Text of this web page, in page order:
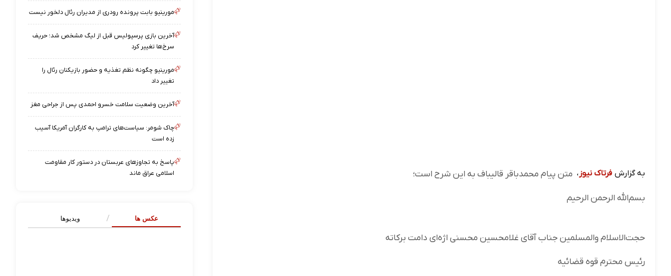
به گزارش فرتاک نیوز ، متن پیام محمدباقر قالیباف به این شرح است؛
بسم‌الله الرحمن الرحیم
حجت‌الاسلام والمسلمین جناب آقای غلامحسین محسنی اژه‌ای دامت برکاته
رئیس محترم قوه قضائیه
مورینیو بابت پرونده رودری از مدیران رئال دلخور نیست
آخرین بازی پرسپولیس قبل از لیگ مشخص شد؛ حریف
سرخ‌ها تغییر کرد
مورینیو چگونه نظم تغذیه و حضور بازیکنان رئال را
تغییر داد
آخرین وضعیت سلامت خسرو احمدی پس از جراحی مغز
چاک شومر: سیاست‌های ترامپ به کارگران آمریکا آسیب
زده است
پاسخ به تجاوزهای عربستان در دستور کار مقاومت
اسلامی عراق ماند
عکس ها ویدیوها